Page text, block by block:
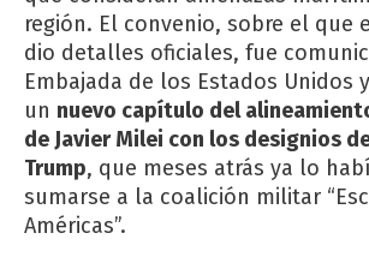
región. El convenio, sobre el que
dio detalles oficiales, fue
Embajada de los Estados Unidos
un nuevo capítulo del
de Javier Milei con los designios
Trump, que meses atrás ya lo
sumarse a la coalición militar
Américas”.